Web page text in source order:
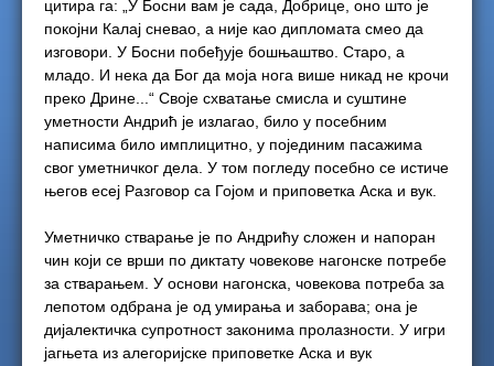
цитира га: „У Босни вам је сада, Добрице, оно што је
покојни Калај сневао, а није као дипломата смео да
изговори. У Босни побеђује бошњаштво. Старо, а
младо. И нека да Бог да моја нога више никад не крочи
преко Дрине...“ Своје схватање смисла и суштине
уметности Андрић је излагао, било у посебним
написима било имплицитно, у појединим пасажима
свог уметничког дела. У том погледу посебно се истиче
његов есеј Разговор са Гојом и приповетка Аска и вук.
Уметничко стварање је по Андрићу сложен и напоран
чин који се врши по диктату човекове нагонске потребе
за стварањем. У основи нагонска, човекова потреба за
лепотом одбрана је од умирања и заборава; она је
дијалектичка супротност законима пролазности. У игри
јагњета из алегоријске приповетке Аска и вук